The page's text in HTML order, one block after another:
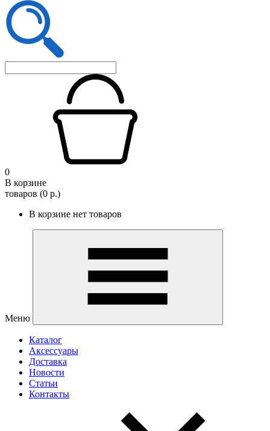
0
В корзине
товаров (0 р.)
В корзине нет товаров
Меню
Каталог
Аксессуары
Доставка
Новости
Статьи
Контакты